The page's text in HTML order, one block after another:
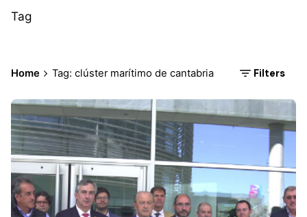
Tag
Home Tag: clúster marítimo de cantabria Filters